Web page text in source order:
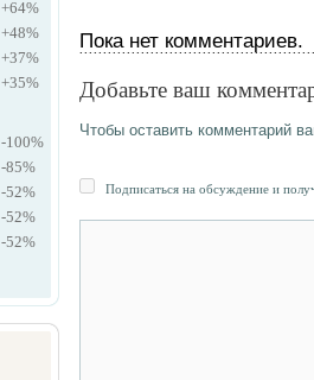
+64%
+48%
+37%
+35%
-100%
-85%
-52%
-52%
-52%
Пока нет комментариев.
Добавьте ваш
Чтобы оставить комментарий
Подписаться на обсуждение и